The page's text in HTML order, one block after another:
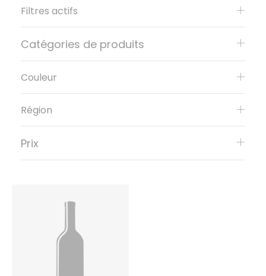
Filtres actifs
Catégories de produits
Couleur
Région
Prix